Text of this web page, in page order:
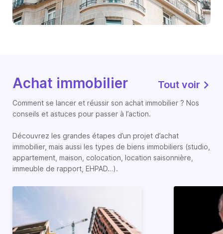
Achat immobilier Tout voir
Comment se lancer et réussir son achat immobilier ? Nos
conseils et astuces pour passer à l’action.
Découvrez les grandes étapes d’un projet d’achat
immobilier, mais aussi les types de biens immobiliers (studio,
appartement, maison, colocation, location saisonnière,
immeuble de rapport, EHPAD…).